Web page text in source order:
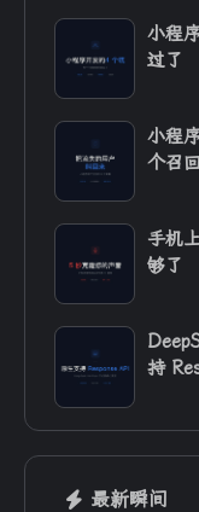
小程
过了
小程
个召
手机
够了
持
最新瞬间